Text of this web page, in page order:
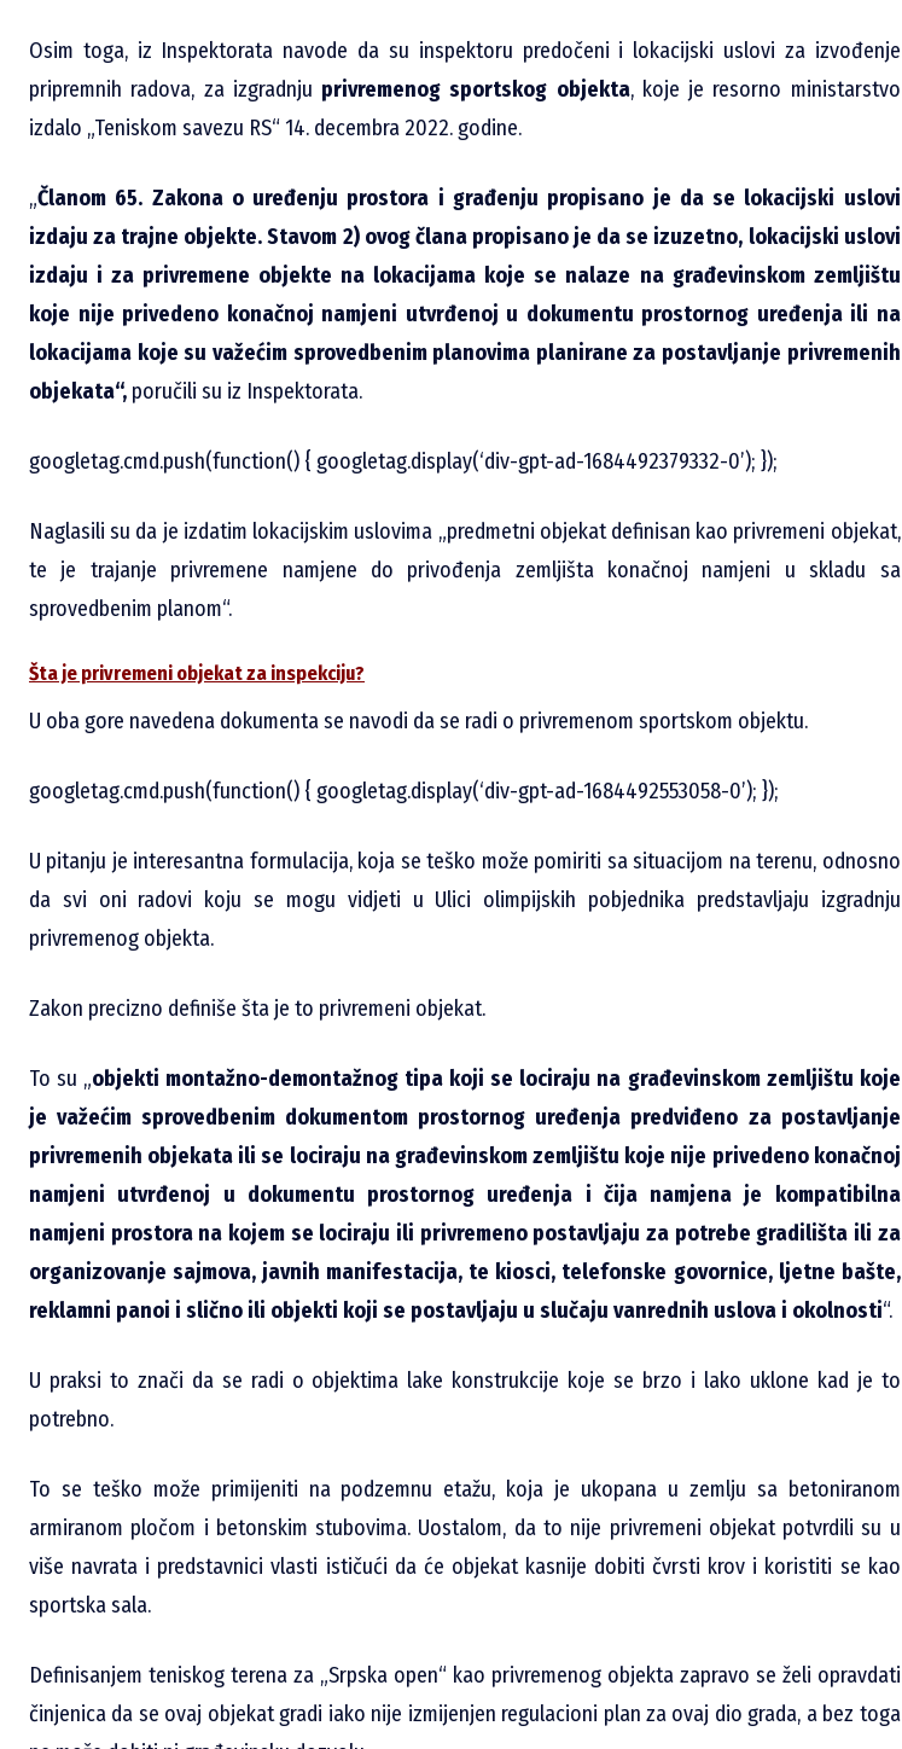
Osim toga, iz Inspektorata navode da su inspektoru predočeni i lokacijski uslovi za izvođenje
pripremnih radova, za izgradnju privremenog sportskog objekta, koje je resorno ministarstvo
izdalo „Teniskom savezu RS“ 14. decembra 2022. godine.
„Članom 65. Zakona o uređenju prostora i građenju propisano je da se lokacijski uslovi
izdaju za trajne objekte. Stavom 2) ovog člana propisano je da se izuzetno, lokacijski uslovi
izdaju i za privremene objekte na lokacijama koje se nalaze na građevinskom zemljištu
koje nije privedeno konačnoj namjeni utvrđenoj u dokumentu prostornog uređenja ili na
lokacijama koje su važećim sprovedbenim planovima planirane za postavljanje privremenih
objekata“, poručili su iz Inspektorata.
googletag.cmd.push(function() { googletag.display(‘div-gpt-ad-1684492379332-0’); });
Naglasili su da je izdatim lokacijskim uslovima „predmetni objekat definisan kao privremeni objekat,
te je trajanje privremene namjene do privođenja zemljišta konačnoj namjeni u skladu sa
sprovedbenim planom“.
Šta je privremeni objekat za inspekciju?
U oba gore navedena dokumenta se navodi da se radi o privremenom sportskom objektu.
googletag.cmd.push(function() { googletag.display(‘div-gpt-ad-1684492553058-0’); });
U pitanju je interesantna formulacija, koja se teško može pomiriti sa situacijom na terenu, odnosno
da svi oni radovi koju se mogu vidjeti u Ulici olimpijskih pobjednika predstavljaju izgradnju
privremenog objekta.
Zakon precizno definiše šta je to privremeni objekat.
To su „objekti montažno-demontažnog tipa koji se lociraju na građevinskom zemljištu koje
je važećim sprovedbenim dokumentom prostornog uređenja predviđeno za postavljanje
privremenih objekata ili se lociraju na građevinskom zemljištu koje nije privedeno konačnoj
namjeni utvrđenoj u dokumentu prostornog uređenja i čija namjena je kompatibilna
namjeni prostora na kojem se lociraju ili privremeno postavljaju za potrebe gradilišta ili za
organizovanje sajmova, javnih manifestacija, te kiosci, telefonske govornice, ljetne bašte,
reklamni panoi i slično ili objekti koji se postavljaju u slučaju vanrednih uslova i okolnosti“.
U praksi to znači da se radi o objektima lake konstrukcije koje se brzo i lako uklone kad je to
potrebno.
To se teško može primijeniti na podzemnu etažu, koja je ukopana u zemlju sa betoniranom
armiranom pločom i betonskim stubovima. Uostalom, da to nije privremeni objekat potvrdili su u
više navrata i predstavnici vlasti ističući da će objekat kasnije dobiti čvrsti krov i koristiti se kao
sportska sala.
Definisanjem teniskog terena za „Srpska open“ kao privremenog objekta zapravo se želi opravdati
činjenica da se ovaj objekat gradi iako nije izmijenjen regulacioni plan za ovaj dio grada, a bez toga